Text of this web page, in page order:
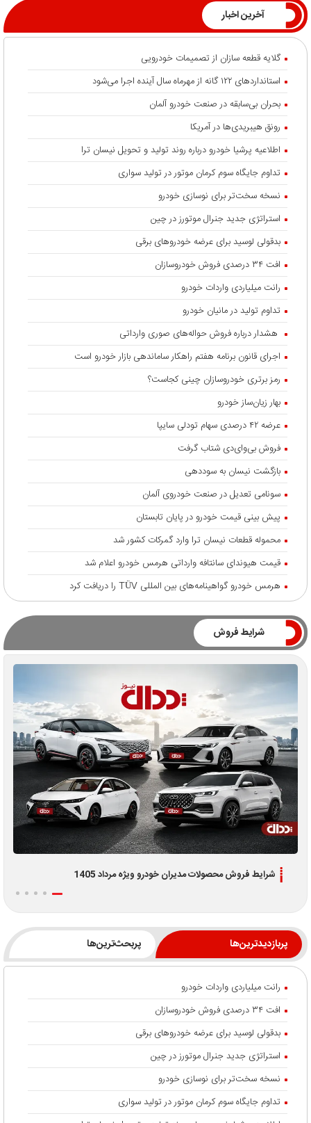
آخرین اخبار
گلایه قطعه سازان از تصمیمات خودرویی
استانداردهای ۱۲۲ گانه از مهرماه سال آینده اجرا می‌شود
بحران بی‌سابقه در صنعت خودرو آلمان
رونق هیبریدی‌ها در آمریکا
اطلاعیه پرشیا خودرو درباره روند تولید و تحویل نیسان ترا
تداوم جایگاه سوم کرمان موتور در تولید سواری
نسخه سخت‌تر برای نوسازی خودرو
استراتژی جدید جنرال موتورز در چین
بدقولی لوسید برای عرضه خودروهای برقی
افت ۳۴ درصدی فروش خودروسازان
رانت میلیاردی واردات خودرو
تداوم تولید در مانیان خودرو
هشدار درباره فروش حواله‌های صوری وارداتی
اجرای قانون برنامه هفتم راهکار ساماندهی بازار خودرو است
رمز برتری خودروسازان چینی کجاست؟
بهار زیان‌ساز خودرو
عرضه ۴۲ درصدی سهام تودلی سایپا
فروش بی‌وای‌دی شتاب گرفت
بازگشت نیسان به سوددهی
سونامی تعدیل در صنعت خودروی آلمان
پیش بینی قیمت خودرو در پایان تابستان
محموله قطعات نیسان ترا وارد گمرکات کشور شد
قیمت هیوندای سانتافه وارداتی هرمس خودرو اعلام شد
هرمس خودرو گواهینامه‌های بین المللی TÜV را دریافت کرد
شرایط فروش
شرایط فروش محصولات مدیران خودرو ویژه مرداد 1405
پربازدیدترین‌ها پربحث‌ترین‌ها
رانت میلیاردی واردات خودرو
افت ۳۴ درصدی فروش خودروسازان
بدقولی لوسید برای عرضه خودروهای برقی
استراتژی جدید جنرال موتورز در چین
نسخه سخت‌تر برای نوسازی خودرو
تداوم جایگاه سوم کرمان موتور در تولید سواری